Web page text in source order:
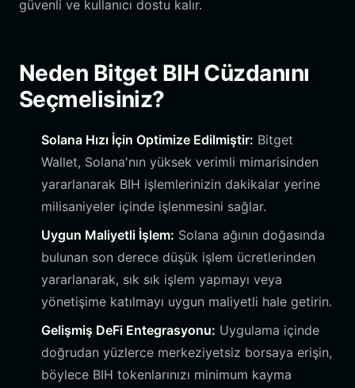
güvenli ve kullanıcı dostu kalır.
Neden Bitget BIH Cüzdanını
Seçmelisiniz?
Solana Hızı İçin Optimize Edilmiştir: Bitget
Wallet, Solana'nın yüksek verimli mimarisinden
yararlanarak BIH işlemlerinizin dakikalar yerine
milisaniyeler içinde işlenmesini sağlar.
Uygun Maliyetli İşlem: Solana ağının doğasında
bulunan son derece düşük işlem ücretlerinden
yararlanarak, sık sık işlem yapmayı veya
yönetişime katılmayı uygun maliyetli hale getirin.
Gelişmiş DeFi Entegrasyonu: Uygulama içinde
doğrudan yüzlerce merkeziyetsiz borsaya erişin,
böylece BIH tokenlarınızı minimum kayma